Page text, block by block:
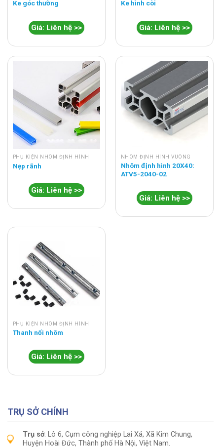
Ke góc thường
Giá: Liên hệ >>
Ke hình còi
Giá: Liên hệ >>
PHỤ KIỆN NHÔM ĐỊNH HÌNH
Nẹp rãnh
Giá: Liên hệ >>
NHÔM ĐỊNH HÌNH VUÔNG
Nhôm định hình 20X40:
ATV5-2040-02
Giá: Liên hệ >>
PHỤ KIỆN NHÔM ĐỊNH HÌNH
Thanh nối nhôm
Giá: Liên hệ >>
TRỤ SỞ CHÍNH
Trụ sở: Lô 6, Cụm công nghiệp Lai Xá, Xã Kim Chung,
Huyện Hoài Đức, Thành phố Hà Nội, Việt Nam.